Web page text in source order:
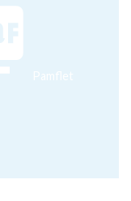
Pamflet